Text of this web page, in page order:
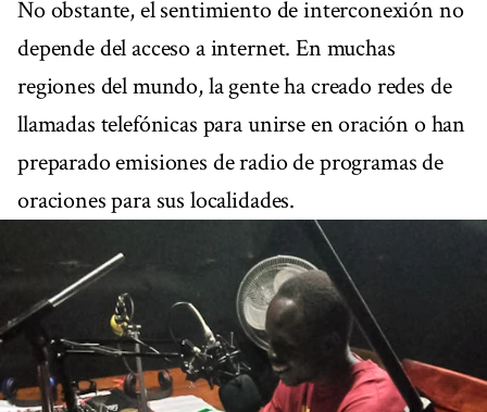
No obstante, el sentimiento de interconexión no
depende del acceso a internet. En muchas
regiones del mundo, la gente ha creado redes de
llamadas telefónicas para unirse en oración o han
preparado emisiones de radio de programas de
oraciones para sus localidades.